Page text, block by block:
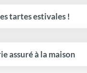
tartes estivales !
assuré à la maison